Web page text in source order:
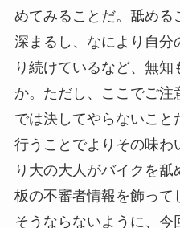
めてみることだ。舐める
深まるし、なにより自分
り続けているなど、無
か。ただし、ここでご
では決してやらないこと
行うことでよりその味わ
り大の大人がバイクを
板の不審者情報を飾って
そうならないように、